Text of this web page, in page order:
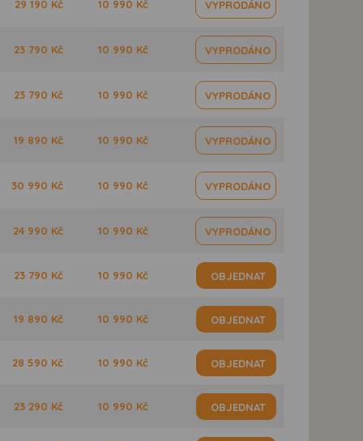
29 190 Kč 10 990 Kč VYPRODÁNO
23 790 Kč 10 990 Kč VYPRODÁNO
23 790 Kč 10 990 Kč VYPRODÁNO
19 890 Kč 10 990 Kč VYPRODÁNO
30 990 Kč 10 990 Kč VYPRODÁNO
24 990 Kč 10 990 Kč VYPRODÁNO
23 790 Kč 10 990 Kč OBJEDNAT
19 890 Kč 10 990 Kč OBJEDNAT
28 590 Kč 10 990 Kč OBJEDNAT
23 290 Kč 10 990 Kč OBJEDNAT